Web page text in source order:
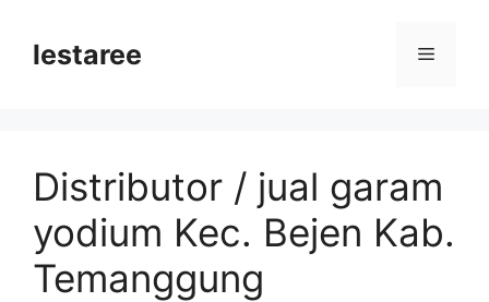
contentlestaree Menu
Distributor / jual garam
yodium Kec. Bejen Kab.
Temanggung